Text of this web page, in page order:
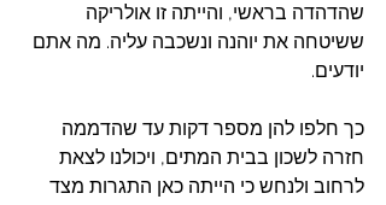
שהדהדה בראשי, והייתה זו אולריקה
ששיטחה את יוהנה ונשכבה עליה. מה אתם
יודעים.
כך חלפו להן מספר דקות עד שהדממה
חזרה לשכון בבית המתים, ויכולנו לצאת
לרחוב ולנחש כי הייתה כאן התגרות מצד